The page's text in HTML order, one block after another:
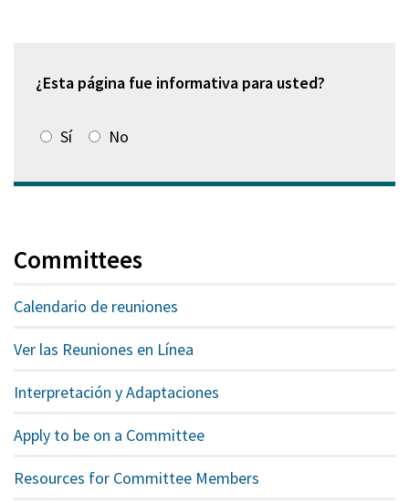
¿Esta página fue informativa para usted?
Sí No
Committees
Calendario de reuniones
Ver las Reuniones en Línea
Interpretación y Adaptaciones
Apply to be on a Committee
Resources for Committee Members